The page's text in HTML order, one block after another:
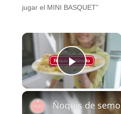
jugar el MINI BASQUET”
×
Play
Ñoquis de